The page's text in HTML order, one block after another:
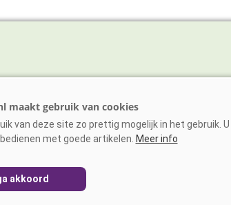
Paarden
Zoönosen
van deze site zo prettig mogelijk in het gebruik.
met goede artikelen. Meer info
akkoord